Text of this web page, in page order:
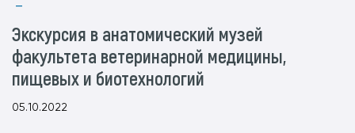
—
Экскурсия в анатомический музей
факультета ветеринарной медицины,
пищевых и биотехнологий
05.10.2022